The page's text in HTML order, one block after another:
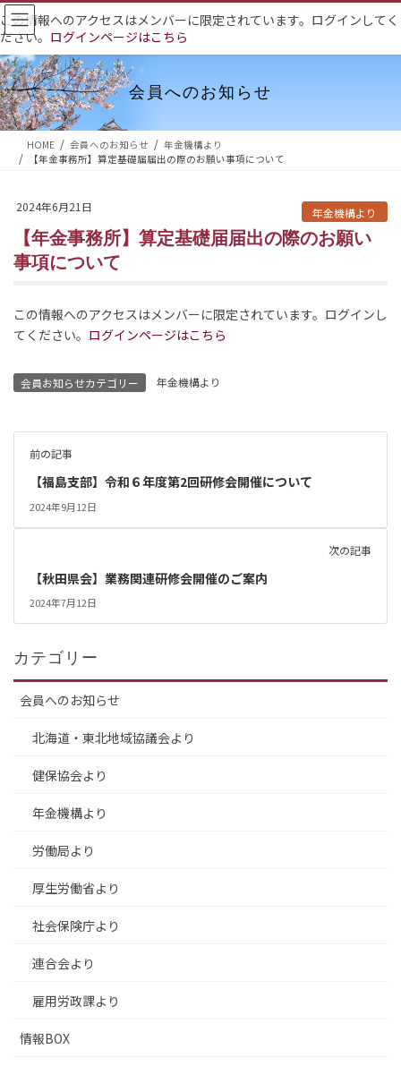
コ
ン
テ
ン
ツ
へ
ス
ナ
ビ
ゲ
ー
シ
ョ
ン
この情報へのアクセスはメンバーに限定されています。ログインしてく
ださい。 ログインページはこちら
会員へのお知らせ
HOME 会員へのお知らせ
年金機構より
【年金事務所】算定基礎届届出の際のお願い事項について
2024年6月21日 年金機構より
【年金事務所】算定基礎届届出の際のお願い
事項について
この情報へのアクセスはメンバーに限定されています。ログインし
てください。 ログインページはこちら
会員お知らせカテゴリー 年金機構より
前の記事
【福島支部】令和６年度第2回研修会開催について
2024年9月12日
次の記事
【秋田県会】業務関連研修会開催のご案内
2024年7月12日
カテゴリー
会員へのお知らせ
北海道・東北地域協議会より
健保協会より
年金機構より
労働局より
厚生労働省より
社会保険庁より
連合会より
雇用労政課より
情報BOX